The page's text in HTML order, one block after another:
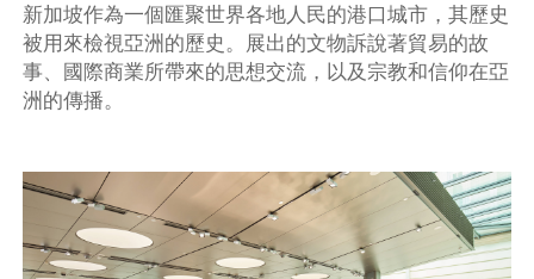
新加坡作為一個匯聚世界各地人民的港口城市，其歷史
被用來檢視亞洲的歷史。展出的文物訴說著貿易的故
事、國際商業所帶來的思想交流，以及宗教和信仰在亞
洲的傳播。